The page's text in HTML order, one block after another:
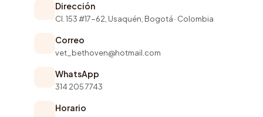
Dirección
Cl. 153 #17-62, Usaquén, Bogotá · Colombia
Correo
vet_bethoven@hotmail.com
WhatsApp
314 205 7743
Horario